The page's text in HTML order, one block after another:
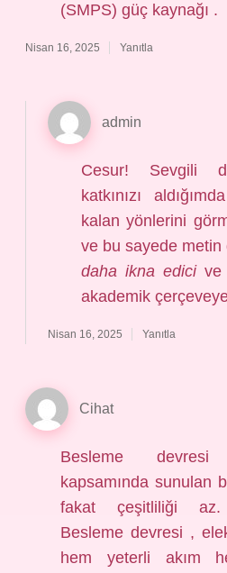
(SMPS) güç kaynağı .
Nisan 16, 2025 Yanıtla
admin
Cesur! Sevgili
katkınızı
kalan yönlerini
ve bu sayede metin
daha ikna edici
akademik
Nisan 16, 2025 Yanıtla
Cihat
Besleme
kapsamında sunulan
fakat çeşitliliği
Besleme devresi ,
hem yeterli akım